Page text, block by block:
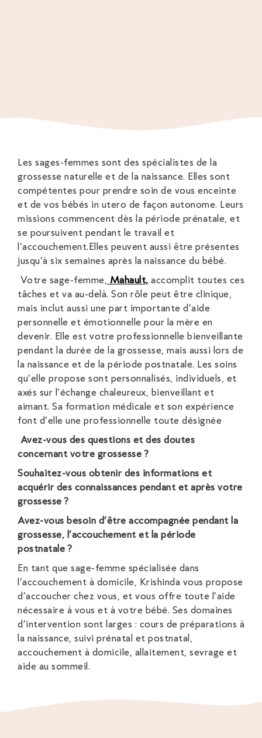
Les sages-femmes sont des spécialistes de la
grossesse naturelle et de la naissance. Elles sont
compétentes pour prendre soin de vous enceinte
et de vos bébés in utero de façon autonome. Leurs
missions commencent dès la période prénatale, et
se poursuivent pendant le travail et
l’accouchement.Elles peuvent aussi être présentes
jusqu’à six semaines après la naissance du bébé.
Votre sage-femme, Mahault, accomplit toutes ces
tâches et va au-delà. Son rôle peut être clinique,
mais inclut aussi une part importante d’aide
personnelle et émotionnelle pour la mère en
devenir. Elle est votre professionnelle bienveillante
pendant la durée de la grossesse, mais aussi lors de
la naissance et de la période postnatale. Les soins
qu’elle propose sont personnalisés, individuels, et
axés sur l’échange chaleureux, bienveillant et
aimant. Sa formation médicale et son expérience
font d’elle une professionnelle toute désignée
Avez-vous des questions et des doutes
concernant votre grossesse ?
Souhaitez-vous obtenir des informations et
acquérir des connaissances pendant et après votre
grossesse ?
Avez-vous besoin d’être accompagnée pendant la
grossesse, l’accouchement et la période
postnatale ?
En tant que sage-femme spécialisée dans
l’accouchement à domicile, Krishinda vous propose
d’accoucher chez vous, et vous offre toute l’aide
nécessaire à vous et à votre bébé. Ses domaines
d’intervention sont larges : cours de préparations à
la naissance, suivi prénatal et postnatal,
accouchement à domicile, allaitement, sevrage et
aide au sommeil.